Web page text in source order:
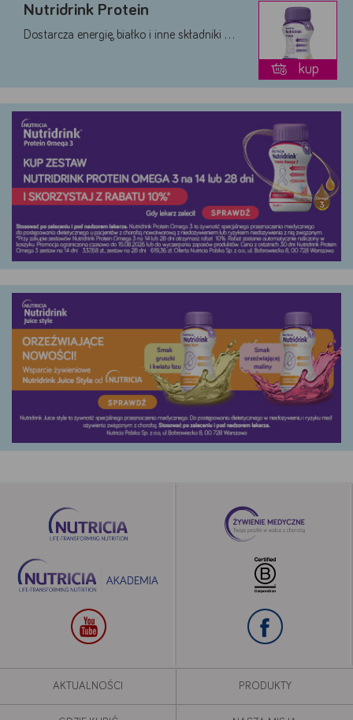
Nutridrink Protein
Dostarcza energię, białko i inne składniki …
kup
AKTUALNOŚCI PRODUKTY